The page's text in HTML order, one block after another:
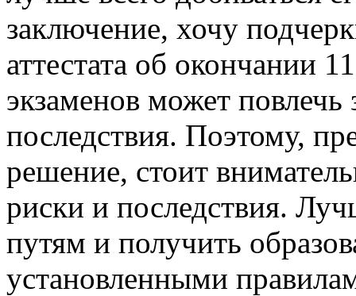
заключение, хочу
аттестата об окончании
экзаменов может повлечь
последствия. Поэтому,
решение, стоит
риски и последствия.
путям и получить
установленными